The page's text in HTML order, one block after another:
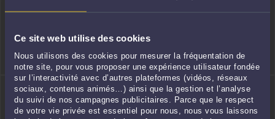
Ce site web utilise des cookies
Nous utilisons des cookies pour mesurer la fréquentation de
notre site, pour vous proposer une expérience utilisateur fondée
sur l’interactivité avec d’autres plateformes (vidéos, réseaux
sociaux, contenus animés…) ainsi que la gestion et l’analyse
du suivi de nos campagnes publicitaires. Parce que le respect
de votre vie privée est essentiel pour nous, nous vous laissons
Prendre rendez-
vous